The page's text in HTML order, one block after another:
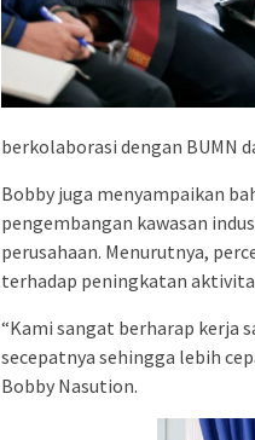
berkolaborasi dengan BUMN
Bobby juga menyampaikan
pengembangan kawasan
perusahaan. Menurutnya,
terhadap peningkatan
“Kami sangat berharap kerja
secepatnya sehingga lebih
Bobby Nasution.